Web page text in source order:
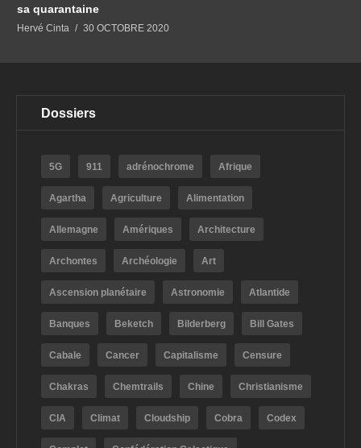
sa quarantaine
Hervé Cinta 30 OCTOBRE 2020
Dossiers
5G 911 adrénochrome Afrique
Agartha Agriculture Alimentation
Allemagne Amériques Architecture
Archontes Archéologie Art
Ascension planétaire Astronomie Atlantide
Banques Beketch Bilderberg Bill Gates
Cabale Cancer Capitalisme Censure
Chakras Chemtrails Chine Christianisme
CIA Climat Cloudship Cobra Codex